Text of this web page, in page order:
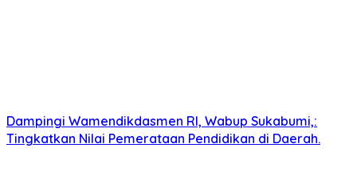
Dampingi Wamendikdasmen RI, Wabup Sukabumi,:
Tingkatkan Nilai Pemerataan Pendidikan di Daerah.